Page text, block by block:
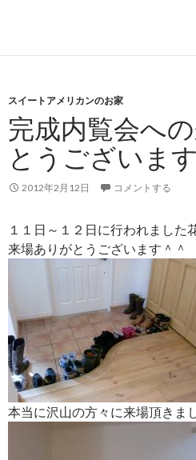
スイートアメリカンのお家
完成内覧会へ
とうございま
2012年2月12日 コメントする
１１日～１２日に行われました
来場ありがとうございます＾＾
本当に沢山の方々に来場頂きま